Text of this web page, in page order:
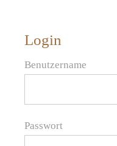
Login
Benutzername
Passwort